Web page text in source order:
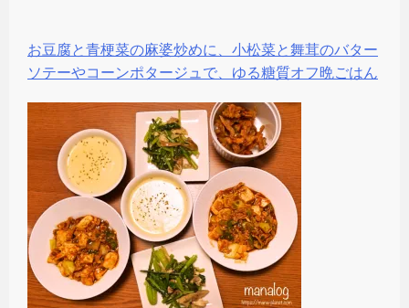
お豆腐と青梗菜の麻婆炒めに、小松菜と舞茸のバター
ソテーやコーンポタージュで、ゆる糖質オフ晩ごはん